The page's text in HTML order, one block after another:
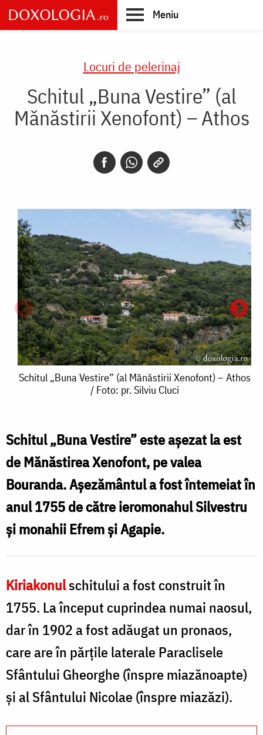
Skip
to
main
Meniu
Locuri de pelerinaj
Schitul „Buna Vestire” (al
Mănăstirii Xenofont) – Athos
Schitul
(al
Mănăstirii
Xenofont)
Foto:
pr.
Silviu
Cluci
Schitul „Buna Vestire” (al Mănăstirii Xenofont) – Athos
/ Foto: pr. Silviu Cluci
Schitul „Buna Vestire” este aşezat la est
de Mănăstirea Xenofont, pe valea
Bouranda. Aşezământul a fost întemeiat în
anul 1755 de către ieromonahul Silvestru
şi monahii Efrem şi Agapie.
Kiriakonulschitului a fost construit în
1755. La început cuprindea numai naosul,
dar în 1902 a fost adăugat un pronaos,
care are în părţile laterale Paraclisele
Sfântului Gheorghe (înspre miazănoapte)
şi al Sfântului Nicolae (înspre miazăzi).